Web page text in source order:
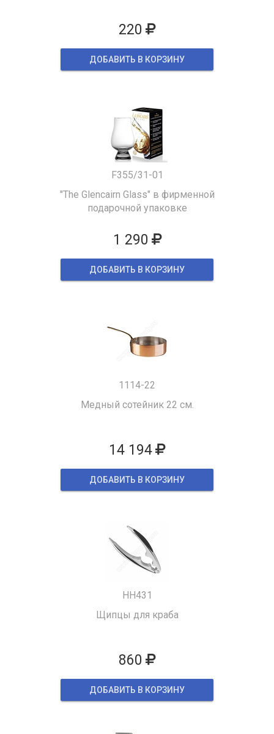
220
ДОБАВИТЬ В КОРЗИНУ
F355/31-01
"The Glencairn Glass" в фирменной
подарочной упаковке
1 290
ДОБАВИТЬ В КОРЗИНУ
1114-22
Медный сотейник 22 см.
14 194
ДОБАВИТЬ В КОРЗИНУ
HH431
Щипцы для краба
860
ДОБАВИТЬ В КОРЗИНУ